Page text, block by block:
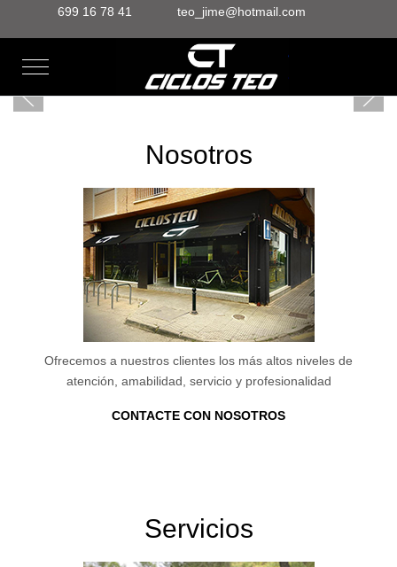
699 16 78 41 teo_jime@hotmail.com
Mobile Menu Toggle
Nosotros
Ofrecemos a nuestros clientes los más altos niveles de
atención, amabilidad, servicio y profesionalidad
CONTACTE CON NOSOTROS
Servicios